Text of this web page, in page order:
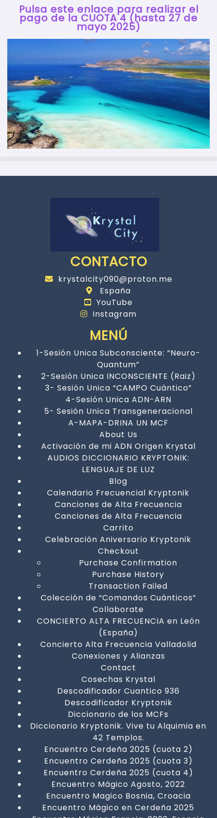
Pulsa este enlace para realizar el
pago de la CUOTA 4 (hasta 27 de
mayo 2025)
CONTACTO
krystalcity090@proton.me
España
YouTube
Instagram
MENÚ
1-Sesión Unica Subconsciente: “Neuro-
Quantum”
2-Sesión Unica INCONSCIENTE (Raiz)
3- Sesión Unica “CAMPO Cuántico”
4-Sesión Unica ADN-ARN
5- Sesión Unica Transgeneracional
A-MAPA-DRINA UN MCF
About Us
Activación de mi ADN Origen Krystal
AUDIOS DICCIONARIO KRYPTONIK:
LENGUAJE DE LUZ
Blog
Calendario Frecuencial Kryptonik
Canciones de Alta Frecuencia
Canciones de Alta Frecuencia
Carrito
Celebración Aniversario Kryptonik
Checkout
Purchase Confirmation
Purchase History
Transaction Failed
Colección de “Comandos Cuánticos”
Collaborate
CONCIERTO ALTA FRECUENCIA en León
(España)
Concierto Alta Frecuencia Valladolid
Conexiones y Alianzas
Contact
Cosechas Krystal
Descodificador Cuantico 936
Descodificador Kryptonik
Diccionario de los MCFs
Diccionario Kryptonik. Vive tu Alquimia en
42 Templos.
Encuentro Cerdeña 2025 (cuota 2)
Encuentro Cerdeña 2025 (cuota 3)
Encuentro Cerdeña 2025 (cuota 4)
Encuentro Mágico Agosto, 2022
Encuentro Magico Bosnia, Croacia
Encuentro Mágico en Cerdeña 2025